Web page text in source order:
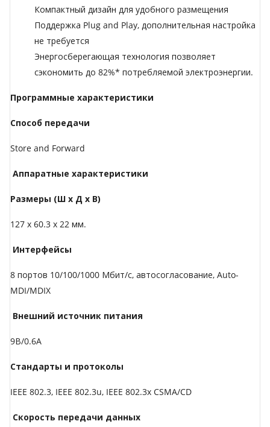
Компактный дизайн для удобного размещения
Поддержка Plug and Play, дополнительная настройка
не требуется
Энергосберегающая технология позволяет
сэкономить до 82%* потребляемой электроэнергии.
Программные характеристики
Способ передачи
Store and Forward
Аппаратные характеристики
Размеры (Ш х Д х В)
127 x 60.3 x 22 мм.
Интерфейсы
8 портов 10/100/1000 Мбит/с, автосогласование, Auto-
MDI/MDIX
Внешний источник питания
9В/0.6A
Стандарты и протоколы
IEEE 802.3, IEEE 802.3u, IEEE 802.3x CSMA/CD
Скорость передачи данных